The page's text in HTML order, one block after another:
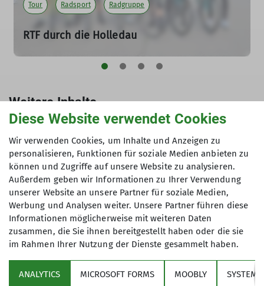
Tour Radsport Radgruppe
RTF durch die Holledau
Radtour · 17. Mai
Organisation und herrlicher Landschaft
Weitere Inhalte
📁Alle Inhalte der Radsportgruppe
🏔️Alle Tourenberichte der Sektion
📅Aktuelles aus der Sektion
Über den Verein
Diese Website verwendet Cookies
Wir verwenden Cookies, um Inhalte und Anzeigen zu
personalisieren, Funktionen für soziale Medien anbieten zu
können und Zugriffe auf unsere Website zu analysieren.
Außerdem geben wir Informationen zu Ihrer Verwendung
unserer Website an unsere Partner für soziale Medien,
Werbung und Analysen weiter. Unsere Partner führen diese
Informationen möglicherweise mit weiteren Daten
zusammen, die Sie ihnen bereitgestellt haben oder die sie
im Rahmen Ihrer Nutzung der Dienste gesammelt haben.
ANALYTICS MICROSOFT FORMS MOOBLY SYSTEM